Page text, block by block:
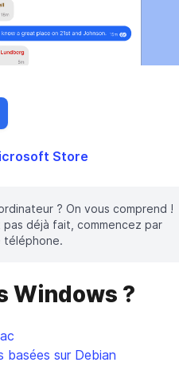
Store
? On vous comprend !
pas déjà fait, commencez par
téléphone.
Windows ?
basées sur Debian